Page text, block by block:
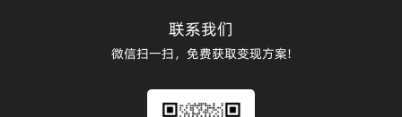
联系我们
微信扫一扫，免费获取变现方案!